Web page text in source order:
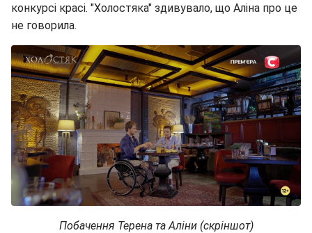
конкурсі красі. "Холостяка" здивувало, що Аліна про це
не говорила.
Побачення Терена та Аліни (скріншот)